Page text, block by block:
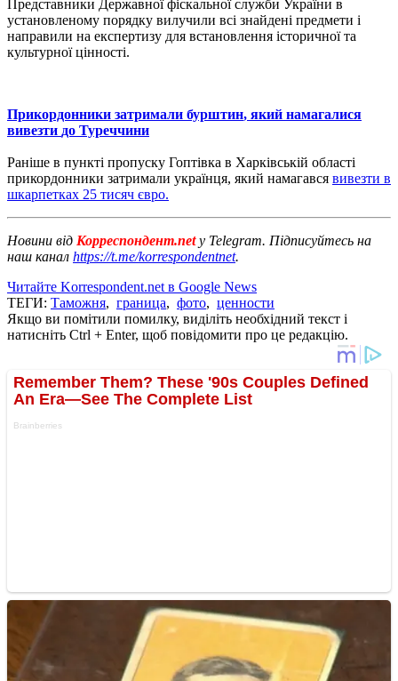
Представники Державної фіскальної служби України в
установленому порядку вилучили всі знайдені предмети і
направили на експертизу для встановлення історичної та
культурної цінності.
Прикордонники затримали бурштин, який намагалися
вивезти до Туреччини
Раніше в пункті пропуску Гоптівка в Харківській області
прикордонники затримали українця, який намагався вивезти в
шкарпетках 25 тисяч євро.
Новини від Корреспондент.netу Telegram. Підписуйтесь на
наш канал https://t.me/korrespondentnet.
Читайте Korrespondent.net в Google News
ТЕГИ: Таможня, граница, фото, ценности
Якщо ви помітили помилку, виділіть необхідний текст і
натисніть Ctrl + Enter, щоб повідомити про це редакцію.